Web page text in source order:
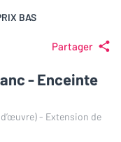
BAS
Partager
- Enceinte
- Extension de